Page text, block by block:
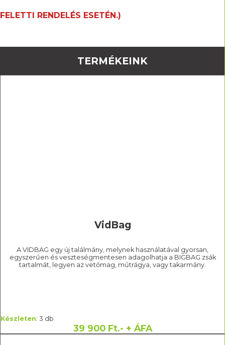
FELETTI RENDELÉS ESETÉN.)
TERMÉKEINK
VidBag
A VIDBAG egy új találmány, melynek használatával gyorsan,
egyszerűen és veszteségmentesen adagolhatja a BIGBAG zsák
tartalmát, legyen az vetőmag, műtrágya, vagy takarmány.
Készleten: 3 db
39 900 Ft.- + ÁFA